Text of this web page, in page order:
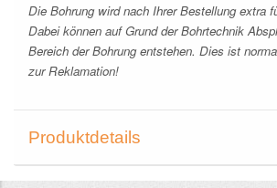
Die Bohrung wird nach Ihrer Bestellung extra
Dabei können auf Grund der Bohrtechnik
Bereich der Bohrung entstehen. Dies ist
zur Reklamation!
Produktdetails